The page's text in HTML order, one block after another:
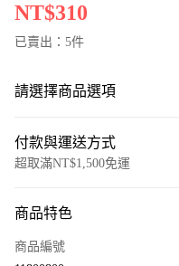
NT$310
已賣出：5件
請選擇商品選項
付款與運送方式
超取滿NT$1,500免運
信用卡一次付款
商品特色
商品編號